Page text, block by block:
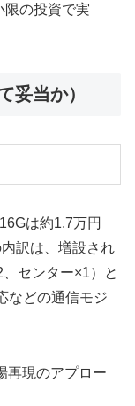
限の投資で実
妥当か）
は約1.7万円
訳は、増設され
センター×1）と
などの通信モジ
再現のアプロー